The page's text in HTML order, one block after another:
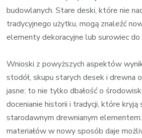
budowlanych. Stare deski, które nie
tradycyjnego użytku, mogą znaleźć
elementy dekoracyjne lub surowiec
Wnioski z powyższych aspektów
stodół, skupu starych desek i drewna
jasne: to nie tylko dbałość o
docenianie historii i tradycji, które kryją
starodawnym drewnianym
materiałów w nowy sposób daje